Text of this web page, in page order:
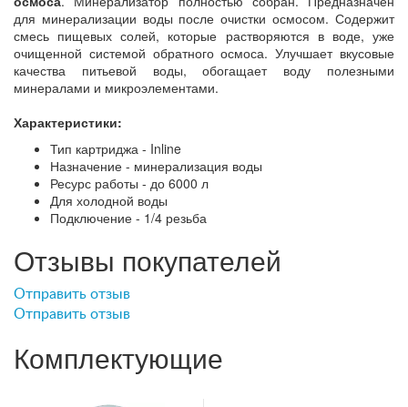
для минерализации воды после очистки осмосом. Содержит
смесь пищевых солей, которые растворяются в воде, уже
очищенной системой обратного осмоса. Улучшает вкусовые
качества питьевой воды, обогащает воду полезными
минералами и микроэлементами.
Характеристики:
Тип картриджа - Inline
Назначение - минерализация воды
Ресурс работы - до 6000 л
Для холодной воды
Подключение - 1/4 резьба
Отзывы покупателей
Отправить отзыв
Отправить отзыв
Комплектующие